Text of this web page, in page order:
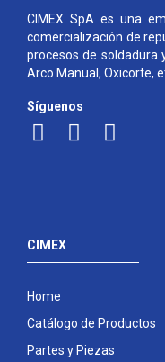
CIMEX SpA es una
comercialización de
procesos de soldadura
Arco Manual, Oxicorte,
Síguenos
CIMEX
Home
Catálogo de Productos
Partes y Piezas